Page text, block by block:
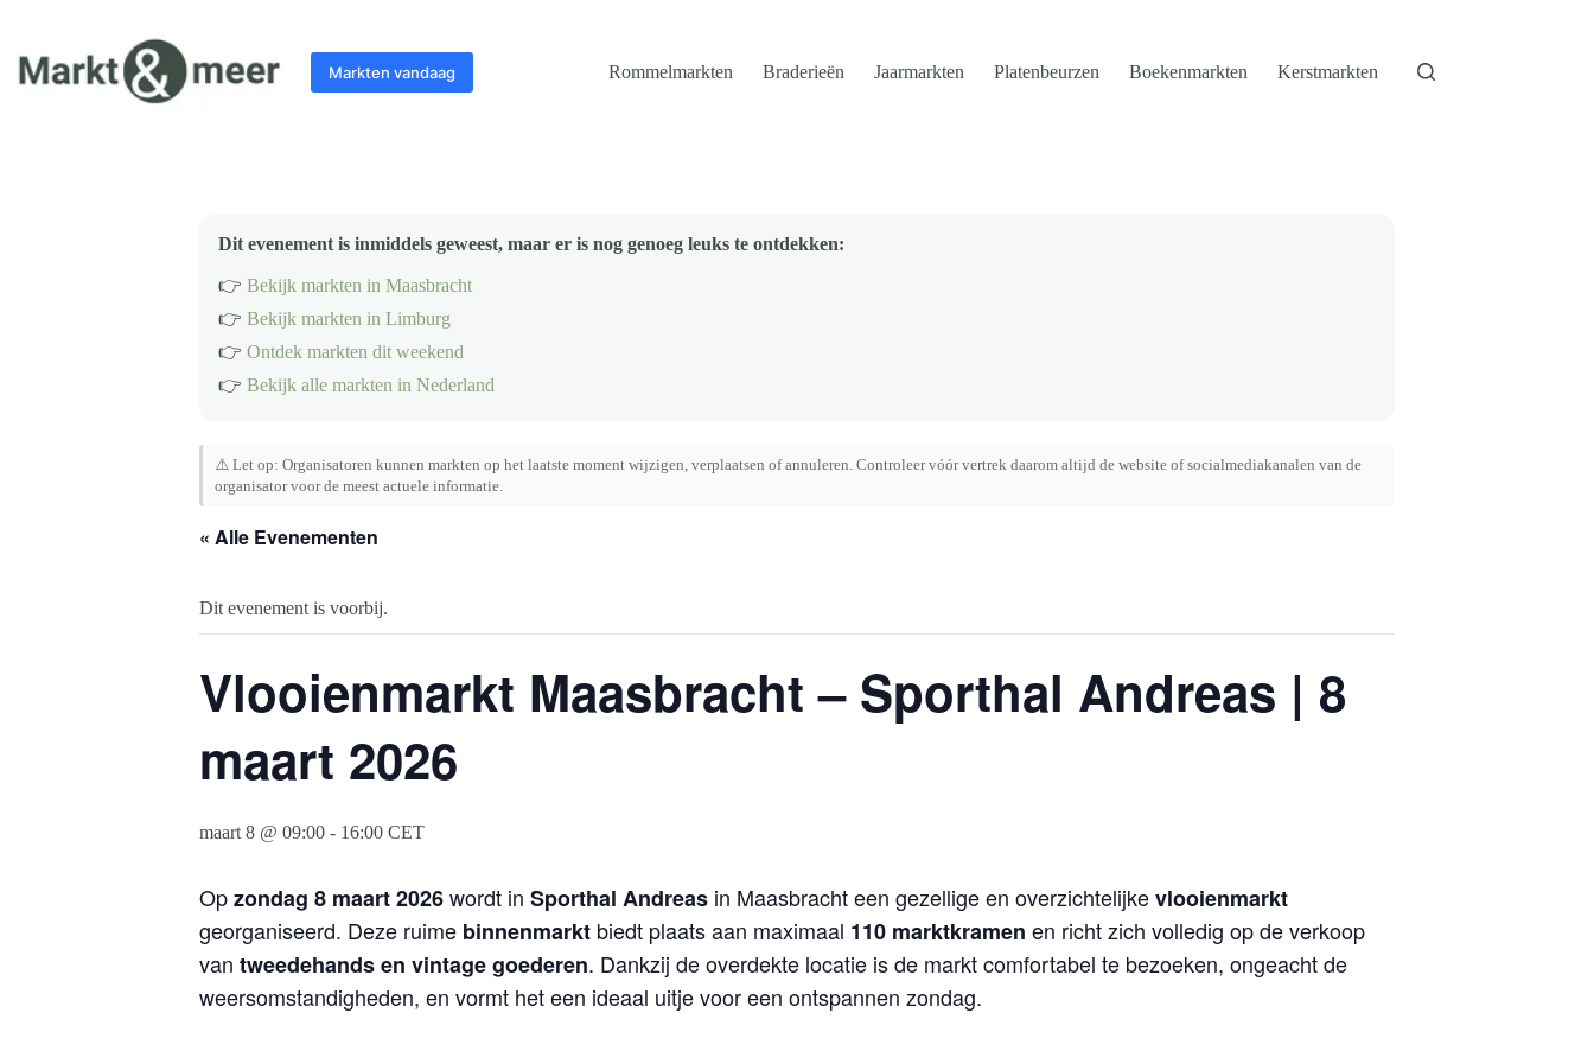
inhoud
Markten vandaag Rommelmarkten Braderieën Jaarmarkten Platenbeurzen Boekenmarkten Kerstmarkten
Dit evenement is inmiddels geweest, maar er is nog genoeg leuks te ontdekken:
👉 Bekijk markten in Maasbracht
👉 Bekijk markten in Limburg
👉 Ontdek markten dit weekend
👉 Bekijk alle markten in Nederland
⚠️ Let op: Organisatoren kunnen markten op het laatste moment wijzigen, verplaatsen of annuleren. Controleer vóór vertrek daarom altijd de website of socialmediakanalen van de
organisator voor de meest actuele informatie.
« Alle Evenementen
Dit evenement is voorbij.
Vlooienmarkt Maasbracht – Sporthal Andreas | 8
maart 2026
maart 8 @ 09:00 - 16:00 CET
Opzondag 8 maart 2026wordt in Sporthal Andreas in Maasbracht een gezellige en overzichtelijkevlooienmarkt
georganiseerd. Deze ruime binnenmarkt biedt plaats aan maximaal 110 marktkramen en richt zich volledig op de verkoop
van tweedehands en vintage goederen. Dankzij de overdekte locatie is de markt comfortabel te bezoeken, ongeacht de
weersomstandigheden, en vormt het een ideaal uitje voor een ontspannen zondag.